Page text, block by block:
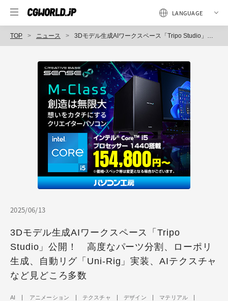
TOP ニュース 3Dモデル生成AIワークスペース「Tripo Studio」公開！ 高度なパーツ分割、ローポリ生成、自動リグ「Uni-Rig」実装、AIテクスチャなど見どころ多数
2025/06/13
3Dモデル生成AIワークスペース「Tripo
Studio」公開！ 高度なパーツ分割、ローポリ
生成、自動リグ「Uni-Rig」実装、AIテクスチャ
など見どころ多数
AI アニメーション テクスチャ デザイン マテリアル